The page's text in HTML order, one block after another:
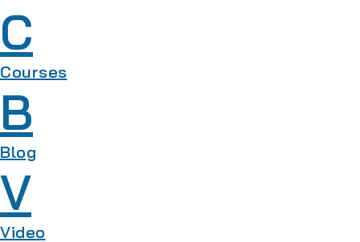
C
Courses
B
Blog
V
Video